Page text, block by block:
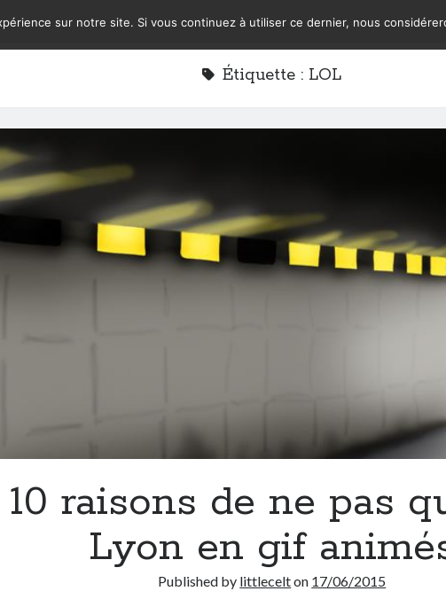
Étiquette : LOL
10 raisons de ne pas
Lyon en gif
Published by littlecelton 17/06/2015
sur notre site. Si vous continuez à utiliser ce dernier, nous